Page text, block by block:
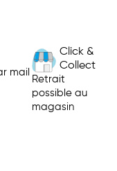
mail
Click &
Collect
Retrait
possible au
magasin